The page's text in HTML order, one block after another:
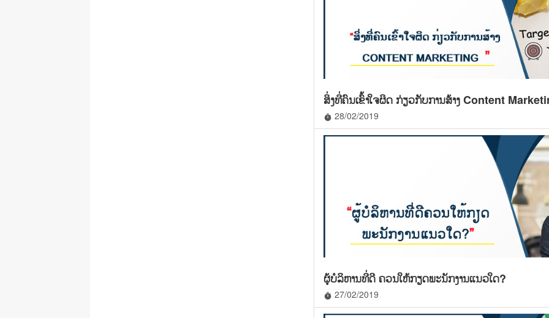
ສິ່ງທີ່ຄົນເຂົ້າໃຈຜິດ ກ່ຽວກັບການສ້າງ Content
timer 28/02/2019
ຜູ້ບໍລິຫານທີ່ດີ ຄວນໃຫ້ກຽດພະນັກງານແນວໃດ?
timer 27/02/2019